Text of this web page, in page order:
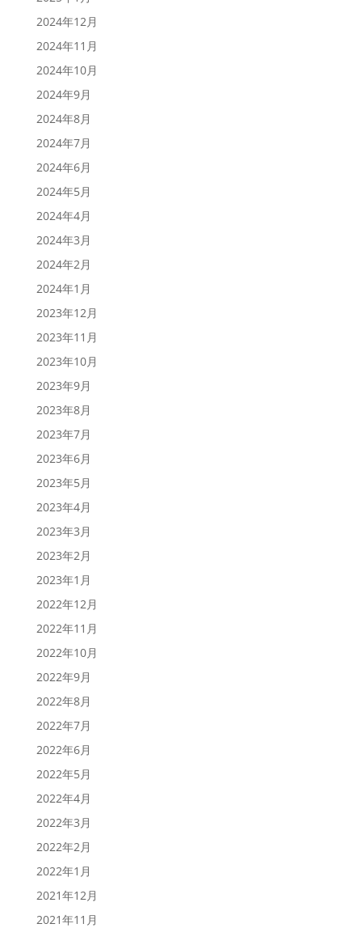
2024年12月
2024年11月
2024年10月
2024年9月
2024年8月
2024年7月
2024年6月
2024年5月
2024年4月
2024年3月
2024年2月
2024年1月
2023年12月
2023年11月
2023年10月
2023年9月
2023年8月
2023年7月
2023年6月
2023年5月
2023年4月
2023年3月
2023年2月
2023年1月
2022年12月
2022年11月
2022年10月
2022年9月
2022年8月
2022年7月
2022年6月
2022年5月
2022年4月
2022年3月
2022年2月
2022年1月
2021年12月
2021年11月